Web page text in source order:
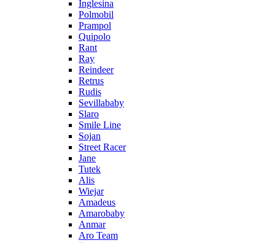
Inglesina
Polmobil
Prampol
Quipolo
Rant
Ray
Reindeer
Retrus
Rudis
Sevillababy
Slaro
Smile Line
Sojan
Street Racer
Jane
Tutek
Alis
Wiejar
Amadeus
Amarobaby
Anmar
Aro Team